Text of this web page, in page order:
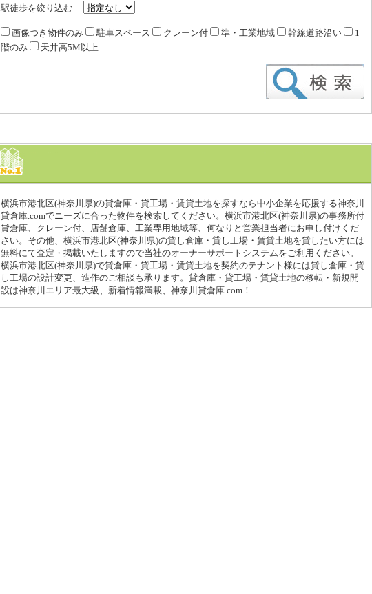
駅徒歩を絞り込む
画像つき物件のみ 駐車スペース クレーン付 準・工業地域 幹線道路沿い
1
階のみ
天井高5M以上
横浜市港北区(神奈川県)の貸倉庫・貸工場・賃貸土地を探すなら中小企業を応援する神奈川
貸倉庫.comでニーズに合った物件を検索してください。横浜市港北区(神奈川県)の事務所付
貸倉庫、クレーン付、店舗倉庫、工業専用地域等、何なりと営業担当者にお申し付けくだ
さい。その他、横浜市港北区(神奈川県)の貸し倉庫・貸し工場・賃貸土地を貸したい方には
無料にて査定・掲載いたしますので当社のオーナーサポートシステムをご利用ください。
横浜市港北区(神奈川県)で貸倉庫・貸工場・賃貸土地を契約のテナント様には貸し倉庫・貸
し工場の設計変更、造作のご相談も承ります。貸倉庫・貸工場・賃貸土地の移転・新規開
設は神奈川エリア最大級、新着情報満載、神奈川貸倉庫.com！